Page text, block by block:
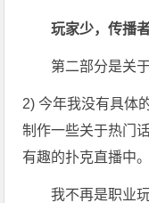
玩家少，传播
第二部分是关
2) 今年我没有具体
制作一些关于热门
有趣的扑克直播中。
我不再是职业